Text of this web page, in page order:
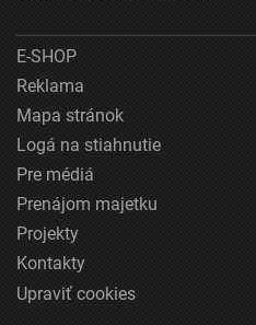
E-SHOP
Reklama
Mapa stránok
Logá na stiahnutie
Pre médiá
Prenájom majetku
Projekty
Kontakty
Upraviť cookies